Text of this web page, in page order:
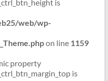
is
web/wp-
on line 1159
property
is